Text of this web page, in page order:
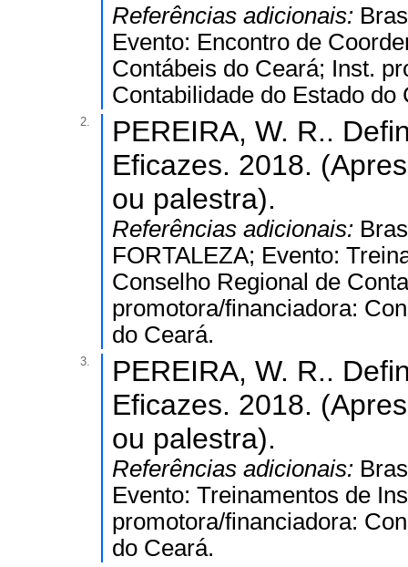
Referências adicionais:
Evento: Encontro de
Contábeis do Ceará; Inst.
Contabilidade do Estado do
2.
PEREIRA, W. R..
Eficazes. 2018.
ou palestra).
Referências adicionais:
FORTALEZA; Evento:
Conselho Regional de
promotora/financiadora:
do Ceará.
3.
PEREIRA, W. R..
Eficazes. 2018.
ou palestra).
Referências adicionais:
Evento: Treinamentos de
promotora/financiadora:
do Ceará.